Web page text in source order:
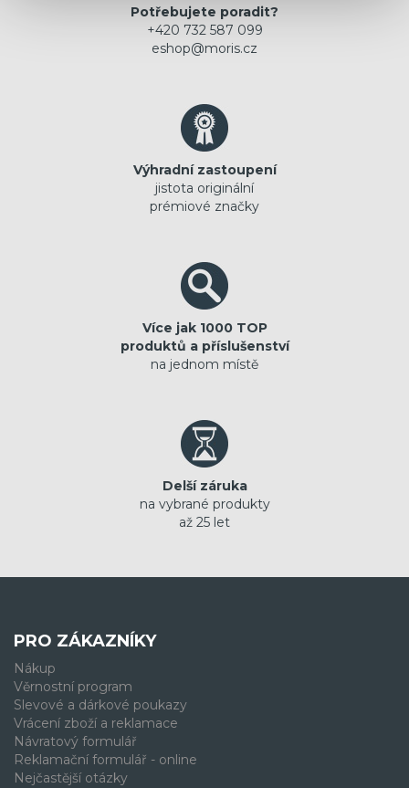
Potřebujete poradit?
+420 732 587 099
eshop@moris.cz
Výhradní zastoupení
jistota originální
prémiové značky
Více jak 1000 TOP
produktů a příslušenství
na jednom místě
Delší záruka
na vybrané produkty
až 25 let
PRO ZÁKAZNÍKY
Nákup
Věrnostní program
Slevové a dárkové poukazy
Vrácení zboží a reklamace
Návratový formulář
Reklamační formulář - online
Nejčastější otázky